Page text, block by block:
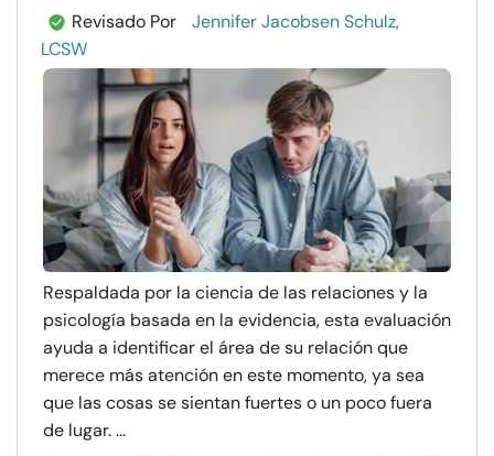
Revisado Por
Jennifer Jacobsen Schulz,
LCSW
Respaldada por la ciencia de las relaciones y la
psicología basada en la evidencia, esta evaluación
ayuda a identificar el área de su relación que
merece más atención en este momento, ya sea
que las cosas se sientan fuertes o un poco fuera
de lugar. ...